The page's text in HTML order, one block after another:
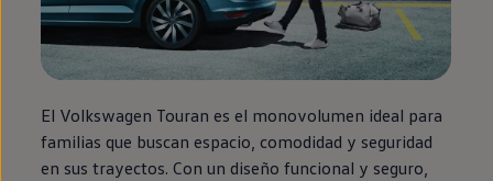
El Volkswagen Touran es el monovolumen ideal para
familias que buscan espacio, comodidad y seguridad
en sus trayectos. Con un diseño funcional y seguro,